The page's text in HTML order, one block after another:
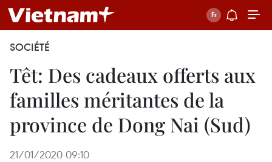
SOCIÉTÉ
Têt: Des cadeaux offerts aux
familles méritantes de la
province de Dong Nai (Sud)
21/01/2020 09:10